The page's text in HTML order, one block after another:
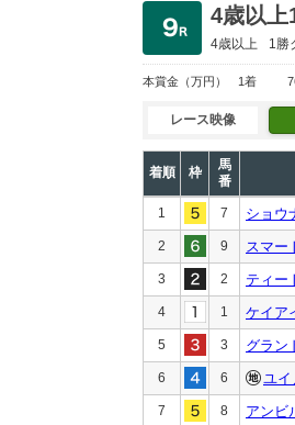
4歳以上
4歳以上 1勝
本賞金 （万円） 1着
レース映像
着順 枠
馬
番
1 7 ショウ
2 9 スマー
3 2 ティー
4 1 ケイア
5 3 グラン
6 6 ユイ
7 8 アンビ